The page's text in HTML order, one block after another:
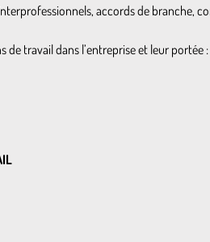
accords de branche,
de travail dans l’entreprise et leur portée :